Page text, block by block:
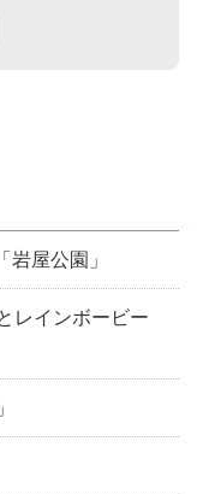
屋公園」
インボービー